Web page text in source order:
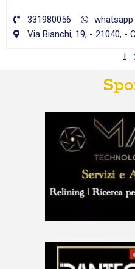
331980056
whatsapp
Via Bianchi, 19, - 21040, -
1